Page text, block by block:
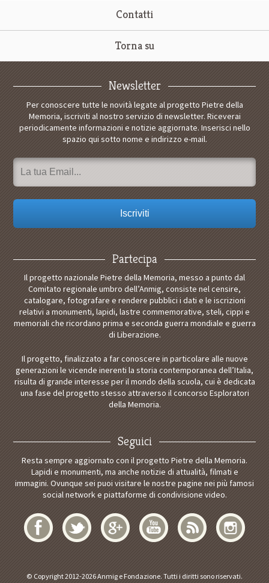
Contatti
Torna su
Newsletter
Per conoscere tutte le novità legate al progetto Pietre della
Memoria, iscriviti al nostro servizio di newsletter. Riceverai
periodicamente informazioni e notizie aggiornate. Inserisci nello
spazio qui sotto nome e indirizzo e-mail.
Partecipa
Il progetto nazionale Pietre della Memoria, messo a punto dal
Comitato regionale umbro dell’Anmig, consiste nel censire,
catalogare, fotografare e rendere pubblici i dati e le iscrizioni
relativi a monumenti, lapidi, lastre commemorative, steli, cippi e
memoriali che ricordano prima e seconda guerra mondiale e guerra
di Liberazione.
Il progetto, finalizzato a far conoscere in particolare alle nuove
generazioni le vicende inerenti la storia contemporanea dell’Italia,
risulta di grande interesse per il mondo della scuola, cui è dedicata
una fase del progetto stesso attraverso il concorso Esploratori
della Memoria.
Seguici
Resta sempre aggiornato con il progetto Pietre della Memoria.
Lapidi e monumenti, ma anche notizie di attualità, filmati e
immagini. Ovunque sei puoi visitare le nostre pagine nei più famosi
social network e piattaforme di condivisione video.
© Copyright 2012-2026 Anmig e Fondazione. Tutti i diritti sono riservati.